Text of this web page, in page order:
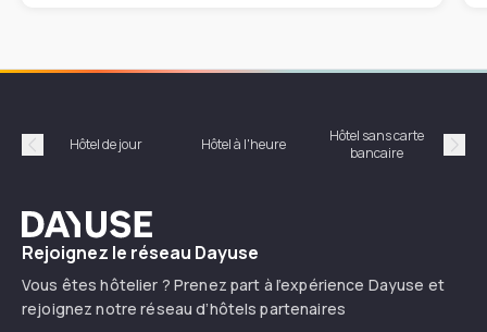
Précédent
Hôtel de jour Hôtel à l'heure
Hôtel sans carte
bancaire
Dayuse
Rejoignez le réseau Dayuse
Vous êtes hôtelier ? Prenez part à l’expérience Dayuse et
rejoignez notre réseau d’hôtels partenaires